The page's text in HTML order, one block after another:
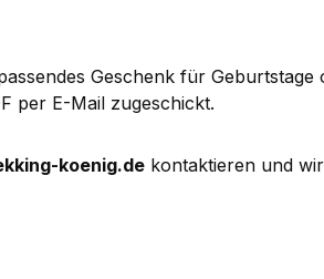
Geschenk für
per E-Mail zugeschickt.
koenig.de kontaktieren und